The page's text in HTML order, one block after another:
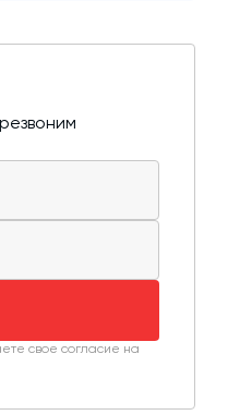
свое согласие на